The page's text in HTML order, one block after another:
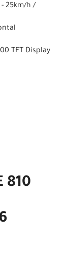
- 25km/h /
TFT Display
810